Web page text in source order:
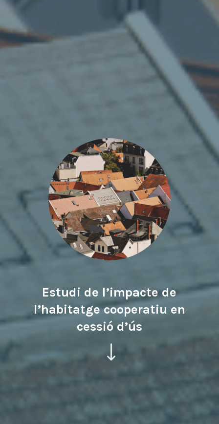
Estudi de l’impacte de
l’habitatge cooperatiu en
cessió d’ús